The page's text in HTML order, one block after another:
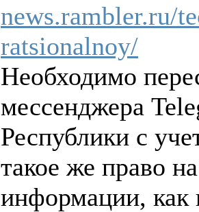
news.rambler.ru/
ratsionalnoy/
Необходимо
мессенджера
Республики с
такое же право
информации, как